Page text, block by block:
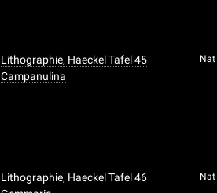
Lithographie, Haeckel Tafel 45
Campanulina
Lithographie, Haeckel Tafel 46